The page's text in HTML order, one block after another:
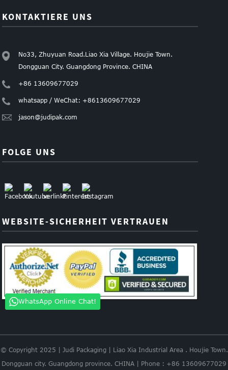
KONTAKTIERE UNS
No33, Zhuyuan Road.Liao Xia Village. Houjie Town.
Dongguan City. Guangdong Province. CHINA
+86 13609677029
whatsapp / WeChat: +8613609677029
jason@judipak.com
FOLGE UNS
WEBSITE-SICHERHEIT VERTRAUEN
WhatsApp Online Chat!
© Copyright 2025 | Judi Packaging | Liao Xia Industrial Area . Houjie Town.
Dongguan city. Guangdong province. CHINA | Phone : +86 13609677029